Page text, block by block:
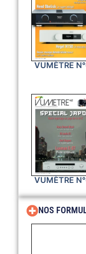
VUMÈTRE
VUMÈTRE
NOS